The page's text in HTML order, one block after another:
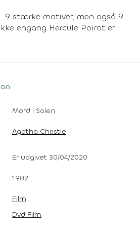
9 stærke motiver, men også 9
engang Hercule Poirot er
Mord I Solen
Agatha Christie
Er udgivet 30/04/2020
1982
Film
Dvd Film